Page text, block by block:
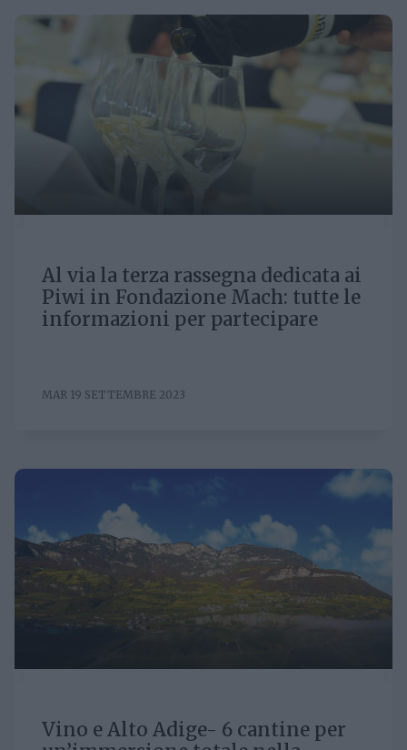
Al via la terza rassegna dedicata ai
Piwi in Fondazione Mach: tutte le
informazioni per partecipare
MAR 19 SETTEMBRE 2023
Vino e Alto Adige- 6 cantine per